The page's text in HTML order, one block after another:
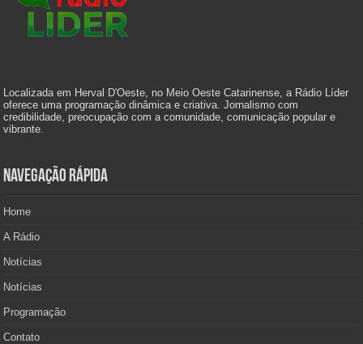
Localizada em Herval D'Oeste, no Meio Oeste Catarinense, a Rádio Líder
oferece uma programação dinâmica e criativa. Jornalismo com
credibilidade, preocupação com a comunidade, comunicação popular e
vibrante.
Navegação Rápida
Home
A Rádio
Notícias
Notícias
Programação
Contato